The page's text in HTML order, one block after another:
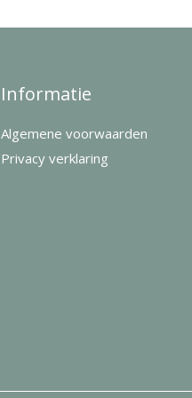
Informatie
Algemene voorwaarden
Privacy verklaring